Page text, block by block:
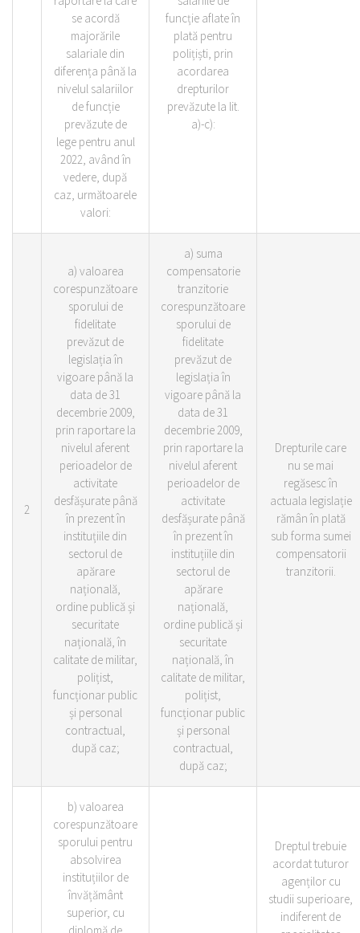
se acordă
majorările
salariale din
diferența până la
nivelul salariilor
de funcție
prevăzute de
lege pentru anul
2022, având în
vedere, după
caz, următoarele
valori:
funcție aflate în
plată pentru
polițiști, prin
acordarea
drepturilor
prevăzute la lit.
a)-c):
2
a) valoarea
corespunzătoare
sporului de
fidelitate
prevăzut de
legislația în
vigoare până la
data de 31
decembrie 2009,
prin raportare la
nivelul aferent
perioadelor de
activitate
desfășurate până
în prezent în
instituțiile din
sectorul de
apărare
națională,
ordine publică și
securitate
națională, în
calitate de militar,
polițist,
funcționar public
și personal
contractual,
după caz;
a) suma
compensatorie
tranzitorie
corespunzătoare
sporului de
fidelitate
prevăzut de
legislația în
vigoare până la
data de 31
decembrie 2009,
prin raportare la
nivelul aferent
perioadelor de
activitate
desfășurate până
în prezent în
instituțiile din
sectorul de
apărare
națională,
ordine publică și
securitate
națională, în
calitate de militar,
polițist,
funcționar public
și personal
contractual,
după caz;
Drepturile care
nu se mai
regăsesc în
actuala legislație
rămân în plată
sub forma sumei
compensatorii
tranzitorii.
b) valoarea
corespunzătoare
sporului pentru
absolvirea
instituțiilor de
învățământ
superior, cu
Dreptul trebuie
acordat tuturor
agenților cu
studii superioare,
indiferent de